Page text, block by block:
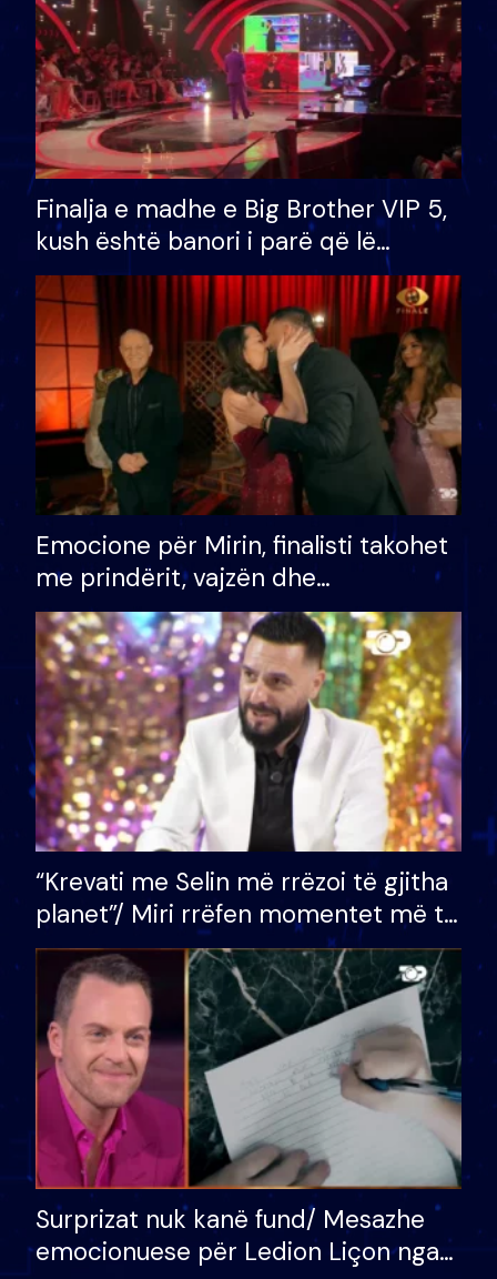
Finalja e madhe e Big Brother VIP 5,
kush është banori i parë që lë
shtëpinë dhe humb mundësinë për
të fituar çmimin e madh
Emocione për Mirin, finalisti takohet
me prindërit, vajzën dhe
bashkëshorten: S’kemi ndonjë letër
divorci apo jo?
“Krevati me Selin më rrëzoi të gjitha
planet”/ Miri rrëfen momentet më të
bukura në shtëpinë e BB VIP: Do më
mungojë zilja e mëngjesit kur…
Surprizat nuk kanë fund/ Mesazhe
emocionuese për Ledion Liçon nga